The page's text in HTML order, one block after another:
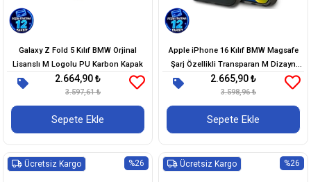
Galaxy Z Fold 5 Kılıf BMW Orjinal
Lisanslı M Logolu PU Karbon Kapak
2.664,90 ₺
3.597,61 ₺
Sepete Ekle
Apple iPhone 16 Kılıf BMW Magsafe
Şarj Özellikli Transparan M Dizayn
Orjinal Lisanslı Kapak
2.665,90 ₺
3.598,96 ₺
Sepete Ekle
%26
Ücretsiz Kargo %26
Ücretsiz Kargo